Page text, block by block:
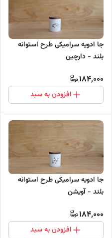
جا ادویه سرامیکی طرح استوانه
بلند - دارچین
184,000
افزودن به سبد
جا ادویه سرامیکی طرح استوانه
بلند - آویشن
184,000
افزودن به سبد